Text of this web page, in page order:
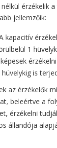
érzékelik
jellemzőik:
kapacitív
1
is
az érzékelők
beleértve a
érzékelni
állandója